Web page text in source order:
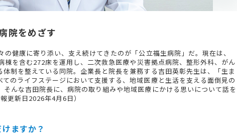
院をめざす
健康に寄り添い、支え続けてきたのが「公立福生病院」だ。現在は、
棟を含む272床を運用し、二次救急医療や災害拠点病院、整形外科、がん
制を整えている同院。企業長と院長を兼務する吉田英彰先生は、「生ま
のライフステージにおいて支援する、地域医療と生活を支える面倒見の
そんな吉田院長に、病院の取り組みや地域医療にかける思いについて話を
更新日2026年4月6日）
ますか？